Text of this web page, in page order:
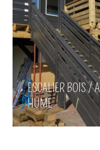
ESCALIER BOIS /
HUME